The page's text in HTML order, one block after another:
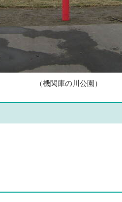
（機関庫の川公園）